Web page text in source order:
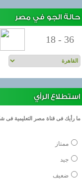
حالة الجو في مصر
18 - 36
استطلاع الرأي
ما رأيك فى قناة مصر التعليمية فى
ممتاز
جيد
ضعيف